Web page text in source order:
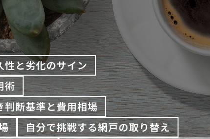
性と劣化のサイン
術
判断基準と費用相場
自分で挑戦する網戸の取り替え